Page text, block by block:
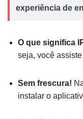
experiência de
O que significa
seja, você
Sem frescura!
instalar o